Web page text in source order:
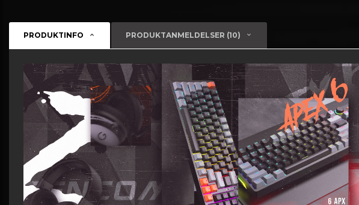
PRODUKTINFO PRODUKTANMELDELSER (10)